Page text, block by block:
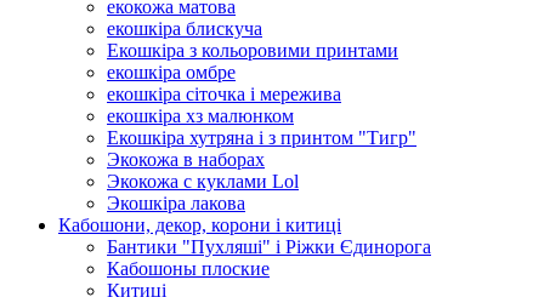
екокожа матова
екошкіра блискуча
Екошкіра з кольоровими принтами
екошкіра омбре
екошкіра сіточка і мережива
екошкіра хз малюнком
Екошкіра хутряна і з принтом "Тигр"
Экокожа в наборах
Экокожа с куклами Lol
Экошкiра лакова
Кабошони, декор, корони і китиці
Бантики "Пухляші" і Ріжки Єдинорога
Кабошоны плоские
Китиці